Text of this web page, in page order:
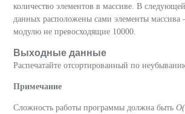
количество элементов в массиве. В
данных расположены сами элементы массива
модулю не превосходящие 10000.
Выходные данные
Распечатайте отсортированный по
Примечание
Сложность работы программы должна быть